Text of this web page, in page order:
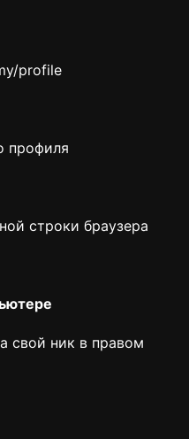
profile
профиля
строки браузера
свой ник в правом